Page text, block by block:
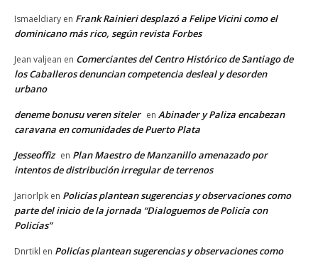
Ismaeldiary en Frank Rainieri desplazó a Felipe Vicini como el
dominicano más rico, según revista Forbes
Jean valjean en Comerciantes del Centro Histórico de Santiago de
los Caballeros denuncian competencia desleal y desorden
urbano
deneme bonusu veren siteler en Abinader y Paliza encabezan
caravana en comunidades de Puerto Plata
Jesseoffiz en Plan Maestro de Manzanillo amenazado por
intentos de distribución irregular de terrenos
Jariorlpk en Policías plantean sugerencias y observaciones como
parte del inicio de la jornada “Dialoguemos de Policía con
Policías”
Dnrtikl en Policías plantean sugerencias y observaciones como